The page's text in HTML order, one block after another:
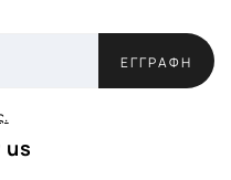
ΕΓΓΡΑΦΉ
us